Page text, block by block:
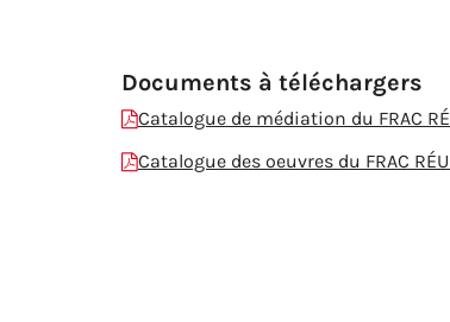
Documents à téléchargers
Catalogue de médiation du FRAC
Catalogue des oeuvres du FRAC